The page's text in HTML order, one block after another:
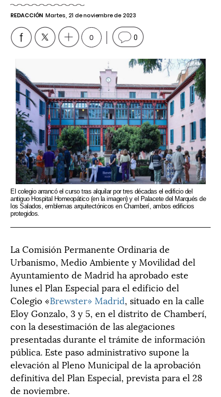
REDACCIÓN Martes, 21 de noviembre de 2023
0 0
El colegio arrancó el curso tras alquilar por tres décadas el edificio del
antiguo Hospital Homeopático (en la imagen) y el Palacete del Marqués de
los Salados, emblemas arquitectónicos en Chamberí, ambos edificios
protegidos.
La Comisión Permanente Ordinaria de
Urbanismo, Medio Ambiente y Movilidad del
Ayuntamiento de Madrid ha aprobado este
lunes el Plan Especial para el edificio del
Colegio «Brewster» Madrid, situado en la calle
Eloy Gonzalo, 3 y 5, en el distrito de Chamberí,
con la desestimación de las alegaciones
presentadas durante el trámite de información
pública. Este paso administrativo supone la
elevación al Pleno Municipal de la aprobación
definitiva del Plan Especial, prevista para el 28
de noviembre.